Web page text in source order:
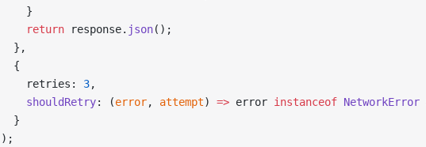
    }
    return
response. json();
  },
  {
    retries:
3,
    shouldRetry
: (error, attempt) => error instanceof NetworkError
  }
);